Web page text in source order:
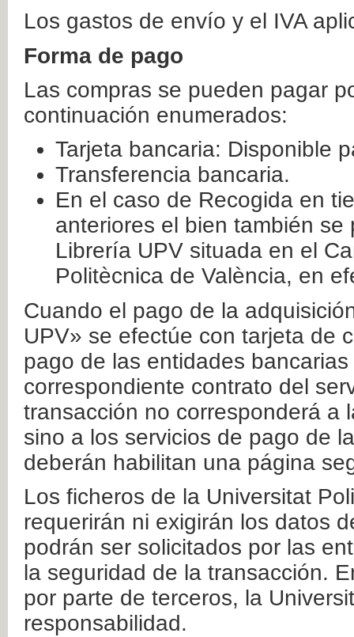
Los gastos de envío y el IVA
Forma de pago
Las compras se pueden pagar
continuación enumerados:
Tarjeta bancaria: Disponible
Transferencia bancaria.
En el caso de Recogida en
anteriores el bien también
Librería UPV situada en el
Politècnica de València, en
Cuando el pago de la
UPV» se efectúe con tarjeta de
pago de las entidades
correspondiente contrato del
transacción no corresponderá a
sino a los servicios de pago de
deberán habilitan una página
Los ficheros de la Universitat
requerirán ni exigirán los datos
podrán ser solicitados por las
la seguridad de la transacción.
por parte de terceros, la
responsabilidad.